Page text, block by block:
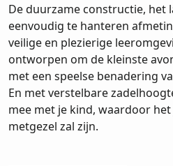
De duurzame constructie, het
eenvoudig te hanteren
veilige en plezierige
ontworpen om de kleinste
met een speelse benadering
En met verstelbare
mee met je kind, waardoor
metgezel zal zijn.